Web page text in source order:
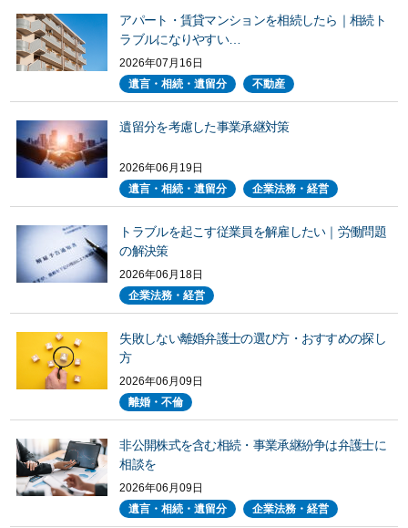
アパート・賃貸マンションを相続したら｜相続ト
ラブルになりやすい…
2026年07月16日
遺言・相続・遺留分
不動産
遺留分を考慮した事業承継対策
2026年06月19日
遺言・相続・遺留分
企業法務・経営
トラブルを起こす従業員を解雇したい｜労働問題
の解決策
2026年06月18日
企業法務・経営
失敗しない離婚弁護士の選び方・おすすめの探し
方
2026年06月09日
離婚・不倫
非公開株式を含む相続・事業承継紛争は弁護士に
相談を
2026年06月09日
遺言・相続・遺留分
企業法務・経営